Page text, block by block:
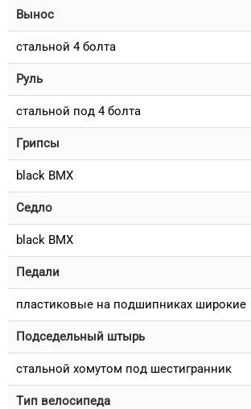
Вынос
стальной 4 болта
Руль
стальной под 4 болта
Грипсы
black BMX
Седло
black BMX
Педали
пластиковые на подшипниках широкие
Подседельный штырь
стальной хомутом под шестигранник
Тип велосипеда